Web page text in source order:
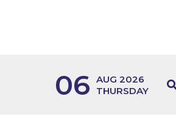
06 AUG 2026
THURSDAY